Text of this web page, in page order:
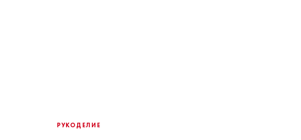
РУКОДЕЛИЕ